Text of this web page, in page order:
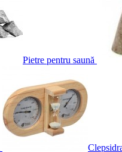
Pietre pentru saună